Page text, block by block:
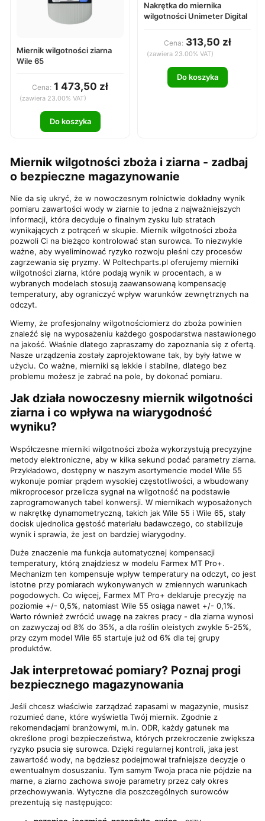
Miernik wilgotności ziarna
Wile 65
Cena: 1 473,50 zł
(zawiera 23.00% VAT)
Do koszyka
Nakrętka do miernika
wilgotności Unimeter Digital
Cena: 313,50 zł
(zawiera 23.00% VAT)
Do koszyka
Miernik wilgotności zboża i ziarna - zadbaj
o bezpieczne magazynowanie
Nie da się ukryć, że w nowoczesnym rolnictwie dokładny wynik
pomiaru zawartości wody w ziarnie to jedna z najważniejszych
informacji, która decyduje o finalnym zysku lub stratach
wynikających z potrąceń w skupie. Miernik wilgotności zboża
pozwoli Ci na bieżąco kontrolować stan surowca. To niezwykle
ważne, aby wyeliminować ryzyko rozwoju pleśni czy procesów
zagrzewania się pryzmy. W Poltechparts.pl oferujemy mierniki
wilgotności ziarna, które podają wynik w procentach, a w
wybranych modelach stosują zaawansowaną kompensację
temperatury, aby ograniczyć wpływ warunków zewnętrznych na
odczyt.
Wiemy, że profesjonalny wilgotnościomierz do zboża powinien
znaleźć się na wyposażeniu każdego gospodarstwa nastawionego
na jakość. Właśnie dlatego zapraszamy do zapoznania się z ofertą.
Nasze urządzenia zostały zaprojektowane tak, by były łatwe w
użyciu. Co ważne, mierniki są lekkie i stabilne, dlatego bez
problemu możesz je zabrać na pole, by dokonać pomiaru.
Jak działa nowoczesny miernik wilgotności
ziarna i co wpływa na wiarygodność
wyniku?
Współczesne mierniki wilgotności zboża wykorzystują precyzyjne
metody elektroniczne, aby w kilka sekund podać parametry ziarna.
Przykładowo, dostępny w naszym asortymencie model Wile 55
wykonuje pomiar prądem wysokiej częstotliwości, a wbudowany
mikroprocesor przelicza sygnał na wilgotność na podstawie
zaprogramowanych tabel konwersji. W miernikach wyposażonych
w nakrętkę dynamometryczną, takich jak Wile 55 i Wile 65, stały
docisk ujednolica gęstość materiału badawczego, co stabilizuje
wynik i sprawia, że jest on bardziej wiarygodny.
Duże znaczenie ma funkcja automatycznej kompensacji
temperatury, którą znajdziesz w modelu Farmex MT Pro+.
Mechanizm ten kompensuje wpływ temperatury na odczyt, co jest
istotne przy pomiarach wykonywanych w zmiennych warunkach
pogodowych. Co więcej, Farmex MT Pro+ deklaruje precyzję na
poziomie +/- 0,5%, natomiast Wile 55 osiąga nawet +/- 0,1%.
Warto również zwrócić uwagę na zakres pracy - dla ziarna wynosi
on zazwyczaj od 8% do 35%, a dla roślin oleistych zwykle 5-25%,
przy czym model Wile 65 startuje już od 6% dla tej grupy
produktów.
Jak interpretować pomiary? Poznaj progi
bezpiecznego magazynowania
Jeśli chcesz właściwie zarządzać zapasami w magazynie, musisz
rozumieć dane, które wyświetla Twój miernik. Zgodnie z
rekomendacjami branżowymi, m.in. ODR, każdy gatunek ma
określone progi bezpieczeństwa, których przekroczenie zwiększa
ryzyko psucia się surowca. Dzięki regularnej kontroli, jaka jest
zawartość wody, na będziesz podejmował trafniejsze decyzje o
ewentualnym dosuszaniu. Tym samym Twoja praca nie pójdzie na
marne, a ziarno zachowa swoje parametry przez cały okres
przechowywania. Wytyczne dla poszczególnych surowców
prezentują się następująco: